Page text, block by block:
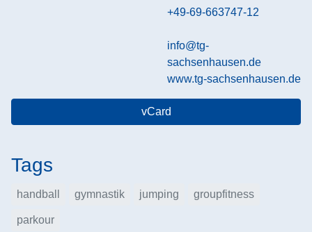
+49-69-663747-12
info@tg-
sachsenhausen.de
www.tg-sachsenhausen.de
vCard
Tags
handball gymnastik jumping groupfitness
parkour